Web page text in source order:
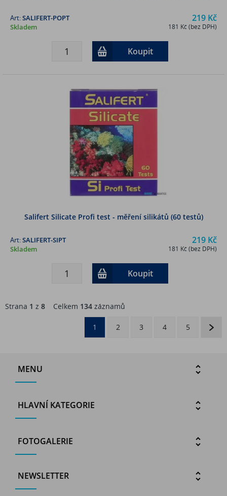
219 Kč
181 Kč (bez DPH)
Art:SALIFERT-POPT
Skladem
Koupit
Salifert Silicate Profi test - měření silikátů (60 testů)
219 Kč
181 Kč (bez DPH)
Art:SALIFERT-SIPT
Skladem
Koupit
Strana 1 z 8 Celkem 134 záznamů
1 2 3 4 5
MENU
HLAVNÍ KATEGORIE
FOTOGALERIE
NEWSLETTER